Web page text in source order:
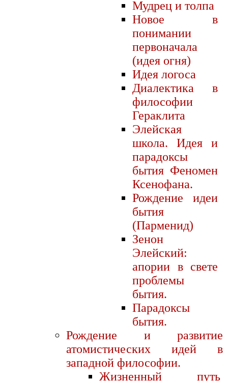
Мудрец и толпа
Новое в
понимании
первоначала
(идея огня)
Идея логоса
Диалектика в
философии
Гераклита
Элейская
школа. Идея и
парадоксы
бытия Феномен
Ксенофана.
Рождение идеи
бытия
(Парменид)
Зенон
Элейский:
апории в свете
проблемы
бытия.
Парадоксы
бытия.
Рождение и развитие
атомистических идей в
западной философии.
Жизненный путь